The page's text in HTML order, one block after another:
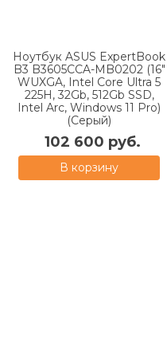
Ноутбук ASUS ExpertBook
B3 B3605CCA-MB0202 (16"
WUXGA, Intel Core Ultra 5
225H, 32Gb, 512Gb SSD,
Intel Arc, Windows 11 Pro)
(Серый)
102 600 руб.
В корзину